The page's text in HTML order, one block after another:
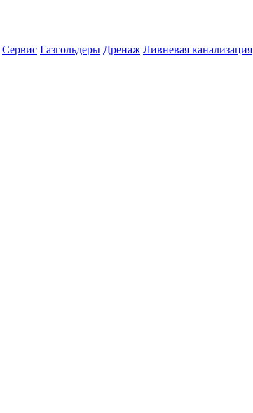
Сервис Газгольдеры Дренаж Ливневая канализация